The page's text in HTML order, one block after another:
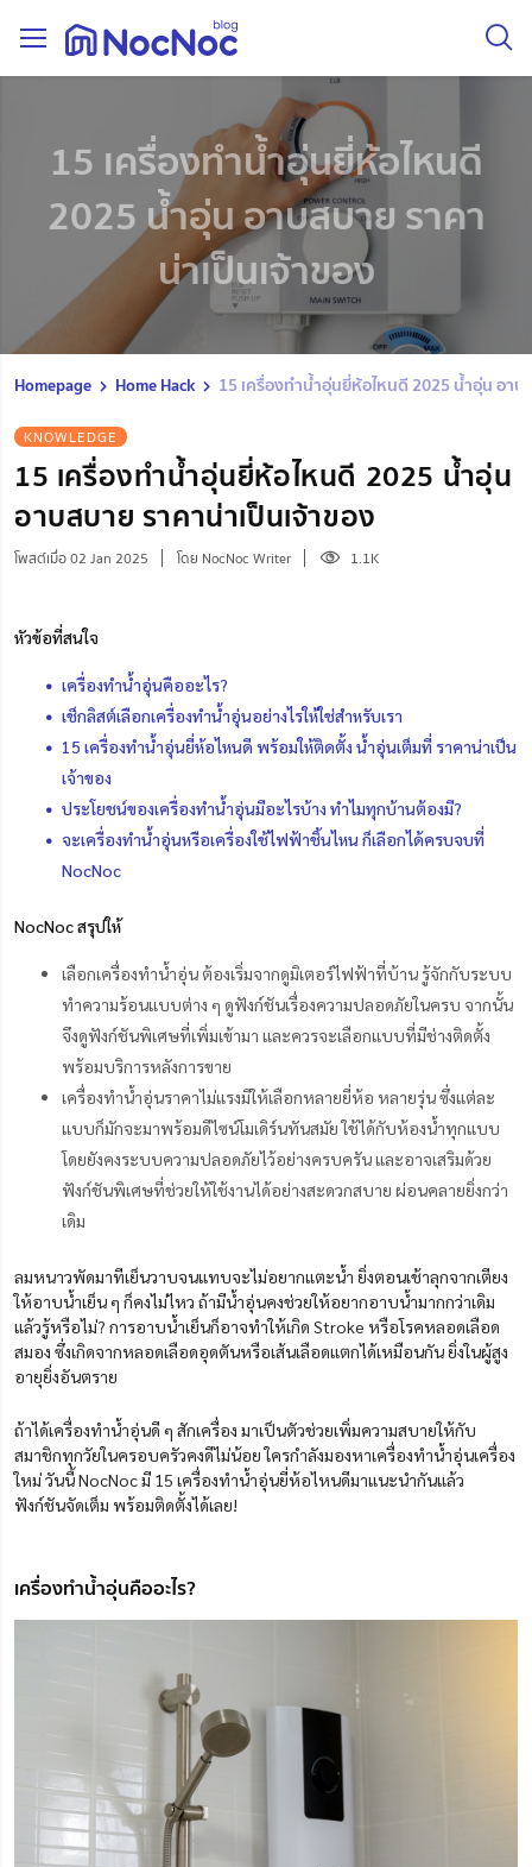
15 เครื่องทําน้ำอุ่นยี่ห้อไหนดี
2025 น้ำอุ่น อาบสบาย ราคา
น่าเป็นเจ้าของ
Homepage Home Hack 15 เครื่องทําน้ำอุ่นยี่ห้อไหนดี 2025 น้ำอุ่น อาบ
KNOWLEDGE
15 เครื่องทําน้ำอุ่นยี่ห้อไหนดี 2025 น้ำอุ่น
อาบสบาย ราคาน่าเป็นเจ้าของ
โพสต์เมื่อ 02 Jan 2025 โดย NocNoc Writer 1.1K
หัวข้อที่สนใจ
เครื่องทำน้ำอุ่นคืออะไร?
เช็กลิสต์เลือกเครื่องทำน้ำอุ่นอย่างไรให้ใช่สำหรับเรา
15 เครื่องทําน้ำอุ่นยี่ห้อไหนดี พร้อมให้ติดตั้ง น้ำอุ่นเต็มที่ ราคาน่าเป็น
เจ้าของ
ประโยชน์ของเครื่องทำน้ำอุ่นมีอะไรบ้าง ทำไมทุกบ้านต้องมี?
จะเครื่องทำน้ำอุ่นหรือเครื่องใช้ไฟฟ้าชิ้นไหน ก็เลือกได้ครบจบที่
NocNoc
NocNoc สรุปให้
เลือกเครื่องทําน้ำอุ่น ต้องเริ่มจากดูมิเตอร์ไฟฟ้าที่บ้าน รู้จักกับระบบ
ทำความร้อนแบบต่าง ๆ ดูฟังก์ชันเรื่องความปลอดภัยในครบ จากนั้น
จึงดูฟังก์ชันพิเศษที่เพิ่มเข้ามา และควรจะเลือกแบบที่มีช่างติดตั้ง
พร้อมบริการหลังการขาย
เครื่องทำน้ำอุ่นราคาไม่แรงมีให้เลือกหลายยี่ห้อ หลายรุ่น ซึ่งแต่ละ
แบบก็มักจะมาพร้อมดีไซน์โมเดิร์นทันสมัย ใช้ได้กับห้องน้ำทุกแบบ
โดยยังคงระบบความปลอดภัยไว้อย่างครบครัน และอาจเสริมด้วย
ฟังก์ชันพิเศษที่ช่วยให้ใช้งานได้อย่างสะดวกสบาย ผ่อนคลายยิ่งกว่า
เดิม
ลมหนาวพัดมาทีเย็นวาบจนแทบจะไม่อยากแตะน้ำ ยิ่งตอนเช้าลุกจากเตียง
ให้อาบน้ำเย็น ๆ ก็คงไม่ไหว ถ้ามีน้ำอุ่นคงช่วยให้อยากอาบน้ำมากกว่าเดิม
แล้วรู้หรือไม่? การอาบน้ำเย็นก็อาจทำให้เกิด Stroke หรือโรคหลอดเลือด
สมอง ซึ่งเกิดจากหลอดเลือดอุดตันหรือเส้นเลือดแตกได้เหมือนกัน ยิ่งในผู้สูง
อายุยิ่งอันตราย
ถ้าได้เครื่องทำน้ำอุ่นดี ๆ สักเครื่อง มาเป็นตัวช่วยเพิ่มความสบายให้กับ
สมาชิกทุกวัยในครอบครัวคงดีไม่น้อย ใครกำลังมองหาเครื่องทำน้ำอุ่นเครื่อง
ใหม่ วันนี้ NocNoc มี 15 เครื่องทําน้ำอุ่นยี่ห้อไหนดีมาแนะนำกันแล้ว
ฟังก์ชันจัดเต็ม พร้อมติดตั้งได้เลย!
เครื่องทำน้ำอุ่นคืออะไร?